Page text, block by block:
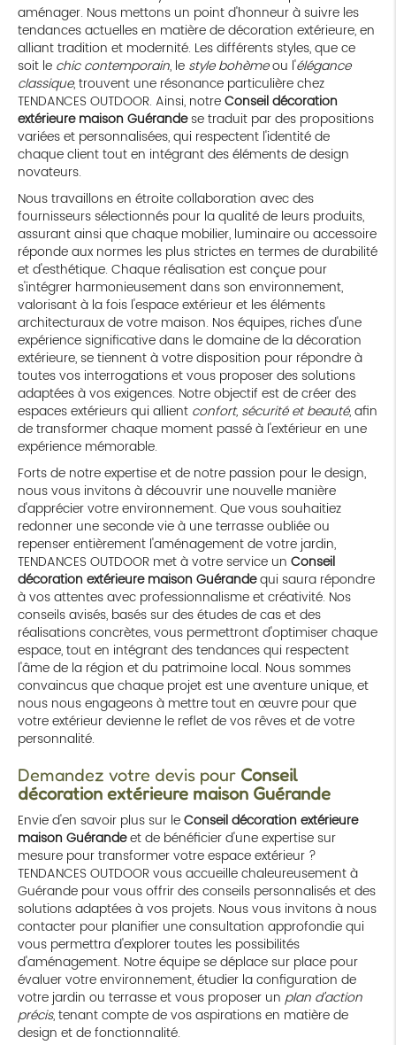
aménager. Nous mettons un point d'honneur à suivre les
tendances actuelles en matière de décoration extérieure, en
alliant tradition et modernité. Les différents styles, que ce
soit le chic contemporain, le style bohèmeou l'élégance
classique, trouvent une résonance particulière chez
TENDANCES OUTDOOR. Ainsi, notreConseil décoration
extérieure maison Guérandese traduit par des propositions
variées et personnalisées, qui respectent l'identité de
chaque client tout en intégrant des éléments de design
novateurs.
Nous travaillons en étroite collaboration avec des
fournisseurs sélectionnés pour la qualité de leurs produits,
assurant ainsi que chaque mobilier, luminaire ou accessoire
réponde aux normes les plus strictes en termes de durabilité
et d'esthétique. Chaque réalisation est conçue pour
s'intégrer harmonieusement dans son environnement,
valorisant à la fois l'espace extérieur et les éléments
architecturaux de votre maison. Nos équipes, riches d'une
expérience significative dans le domaine de la décoration
extérieure, se tiennent à votre disposition pour répondre à
toutes vos interrogations et vous proposer des solutions
adaptées à vos exigences. Notre objectif est de créer des
espaces extérieurs qui allient confort, sécurité et beauté, afin
de transformer chaque moment passé à l'extérieur en une
expérience mémorable.
Forts de notre expertise et de notre passion pour le design,
nous vous invitons à découvrir une nouvelle manière
d'apprécier votre environnement. Que vous souhaitiez
redonner une seconde vie à une terrasse oubliée ou
repenser entièrement l'aménagement de votre jardin,
TENDANCES OUTDOOR met à votre service un Conseil
décoration extérieure maison Guérandequi saura répondre
à vos attentes avec professionnalisme et créativité. Nos
conseils avisés, basés sur des études de cas et des
réalisations concrètes, vous permettront d'optimiser chaque
espace, tout en intégrant des tendances qui respectent
l'âme de la région et du patrimoine local. Nous sommes
convaincus que chaque projet est une aventure unique, et
nous nous engageons à mettre tout en œuvre pour que
votre extérieur devienne le reflet de vos rêves et de votre
personnalité.
Demandez votre devis pour Conseil
décoration extérieure maison Guérande
Envie d'en savoir plus sur leConseil décoration extérieure
maison Guérandeet de bénéficier d'une expertise sur
mesure pour transformer votre espace extérieur ?
TENDANCES OUTDOOR vous accueille chaleureusement à
Guérande pour vous offrir des conseils personnalisés et des
solutions adaptées à vos projets. Nous vous invitons à nous
contacter pour planifier une consultation approfondie qui
vous permettra d'explorer toutes les possibilités
d'aménagement. Notre équipe se déplace sur place pour
évaluer votre environnement, étudier la configuration de
votre jardin ou terrasse et vous proposer un plan d'action
précis, tenant compte de vos aspirations en matière de
design et de fonctionnalité.